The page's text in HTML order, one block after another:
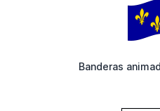
Banderas